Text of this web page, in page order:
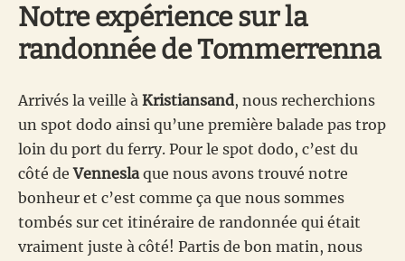
Notre expérience sur la
randonnée de Tommerrenna
Arrivés la veille à Kristiansand, nous recherchions
un spot dodo ainsi qu’une première balade pas trop
loin du port du ferry. Pour le spot dodo, c’est du
côté deVenneslaque nous avons trouvé notre
bonheur et c’est comme ça que nous sommes
tombés sur cet itinéraire de randonnée qui était
vraiment juste à côté! Partis de bon matin, nous